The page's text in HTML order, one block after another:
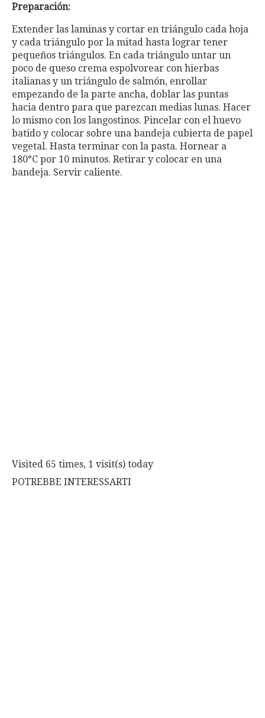
Preparación:
Extender las laminas y cortar en triángulo cada hoja
y cada triángulo por la mitad hasta lograr tener
pequeños triángulos. En cada triángulo untar un
poco de queso crema espolvorear con hierbas
italianas y un triángulo de salmón, enrollar
empezando de la parte ancha, doblar las puntas
hacia dentro para que parezcan medias lunas. Hacer
lo mismo con los langostinos. Pincelar con el huevo
batido y colocar sobre una bandeja cubierta de papel
vegetal. Hasta terminar con la pasta. Hornear a
180°C por 10 minutos. Retirar y colocar en una
bandeja. Servir caliente.
Visited 65 times, 1 visit(s) today
POTREBBE INTERESSARTI